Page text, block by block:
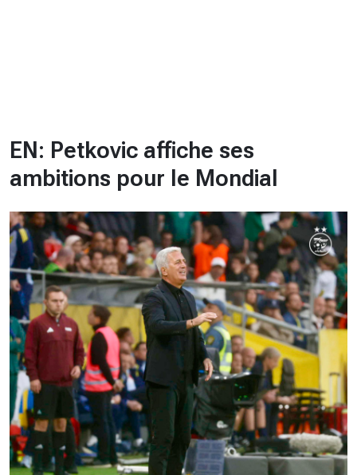
EN: Petkovic affiche ses
ambitions pour le Mondial